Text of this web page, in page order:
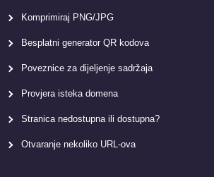
Komprimiraj PNG/JPG
Besplatni generator QR kodova
Poveznice za dijeljenje sadržaja
Provjera isteka domena
Stranica nedostupna ili dostupna?
Otvaranje nekoliko URL-ova